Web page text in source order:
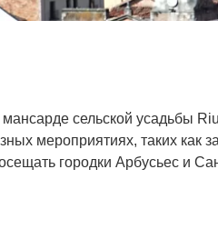
сельской усадьбы
мероприятиях, таких как
городки Арбусьес и